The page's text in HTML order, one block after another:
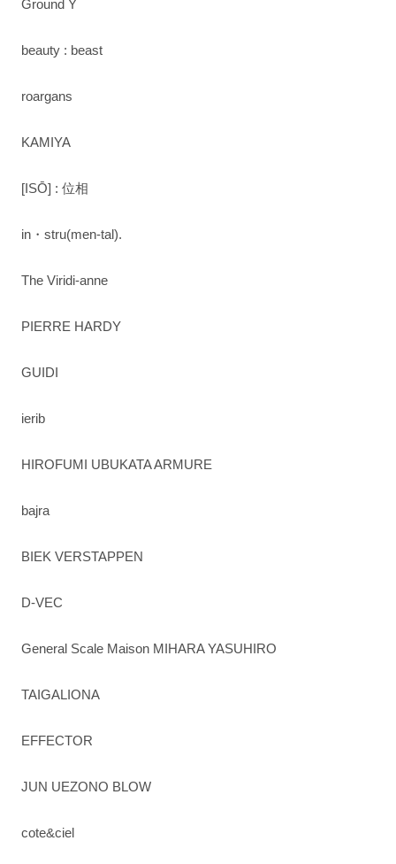
Ground Y
beauty : beast
roargans
KAMIYA
[ISŌ] : 位相
in・stru(men-tal).
The Viridi-anne
PIERRE HARDY
GUIDI
ierib
HIROFUMI UBUKATA ARMURE
bajra
BIEK VERSTAPPEN
D-VEC
General Scale Maison MIHARA YASUHIRO
TAIGALIONA
EFFECTOR
JUN UEZONO BLOW
cote&ciel